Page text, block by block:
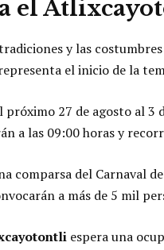
el
y las
el inicio de la
próximo 27 de agosto al
a las 09:00 horas y
comparsa del Carnaval
a más de 5 mil
espera una